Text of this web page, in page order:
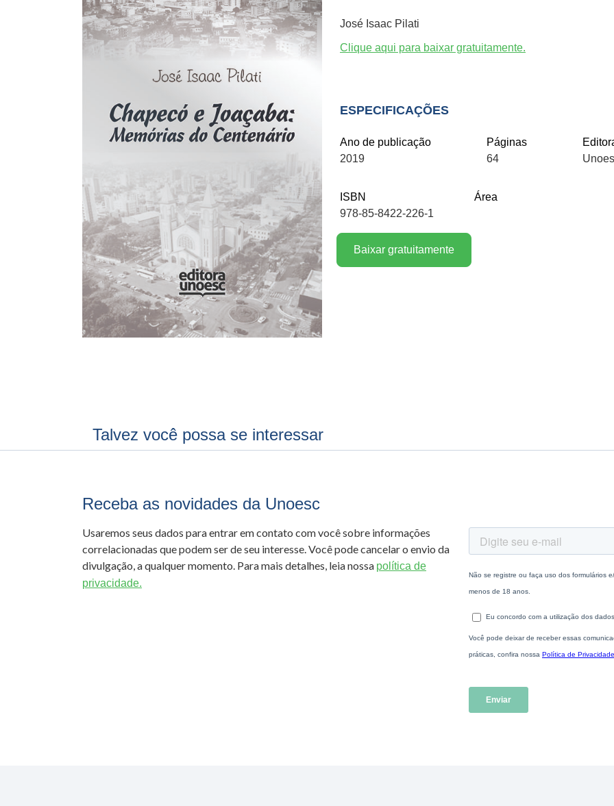
José Isaac Pilati
Clique aqui para baixar gratuitamente.
ESPECIFICAÇÕES
Ano de publicação
2019
Páginas
64
ISBN
978-85-8422-226-1
Área
Baixar gratuitamente
Talvez você possa se interessar
Receba as novidades da Unoesc
Usaremos seus dados para entrar em contato com você sobre informações
correlacionadas que podem ser de seu interesse. Você pode cancelar o envio da
divulgação, a qualquer momento. Para mais detalhes, leia nossa política de
privacidade.